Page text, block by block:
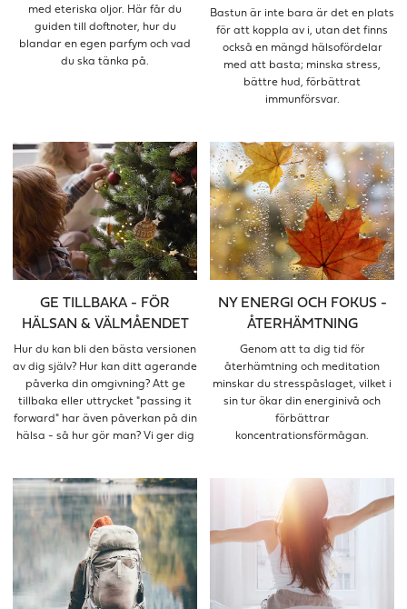
med eteriska oljor. Här får du
guiden till doftnoter, hur du
blandar en egen parfym och vad
du ska tänka på.
Bastun är inte bara är det en plats
för att koppla av i, utan det finns
också en mängd hälsofördelar
med att basta; minska stress,
bättre hud, förbättrat
immunförsvar.
GE TILLBAKA - FÖR
HÄLSAN & VÄLMÅENDET
Hur du kan bli den bästa versionen
av dig själv? Hur kan ditt agerande
påverka din omgivning? Att ge
tillbaka eller uttrycket "passing it
forward" har även påverkan på din
hälsa - så hur gör man? Vi ger dig
NY ENERGI OCH FOKUS -
ÅTERHÄMTNING
Genom att ta dig tid för
återhämtning och meditation
minskar du stresspåslaget, vilket i
sin tur ökar din energinivå och
förbättrar
koncentrationsförmågan.